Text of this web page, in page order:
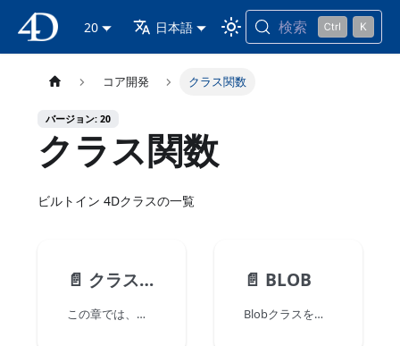
4D ドキュメンテーション
20 日本語 検索
コア開発 クラス関数
バージョン: 20
クラス関数
ビルトイン 4Dクラスの一覧
📄️ クラス関数について
この章では、ビルトインの 4D クラス関数および関連するコンストラクターコマンドを説明します。 4Dクラス関数およびプロパティは、クラスインスタンス オブジェクトによって提供されます。
📄️ BLOB
Blobクラスを使って、BLOB オブジェクト (4D.Blob) を操作することができます。